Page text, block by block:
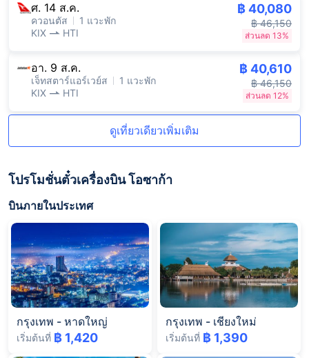
ศ. 14 ส.ค.
ควอนตัส
1 แวะพัก
KIX
HTI
฿ 40,080
฿ 46,150
ส่วนลด 13%
อา. 9 ส.ค.
เจ็ทสตาร์แอร์เวย์ส
1 แวะพัก
KIX
HTI
฿ 40,610
฿ 46,150
ส่วนลด 12%
ดูเที่ยวเดียวเพิ่มเติม
โปรโมชั่นตั๋วเครื่องบิน โอซาก้า
บินภายในประเทศ
กรุงเทพ - หาดใหญ่
เริ่มต้นที่ ฿ 1,420
กรุงเทพ - เชียงใหม่
เริ่มต้นที่ ฿ 1,390